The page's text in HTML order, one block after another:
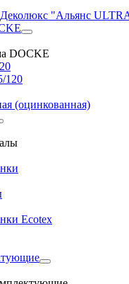
"Альянс
DOCKE
120
(оцинкованная)
Ecotex